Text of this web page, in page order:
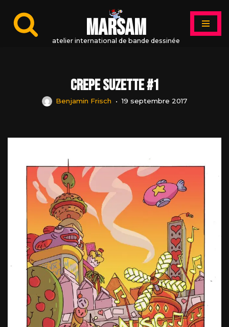
Aller
MARSAM
atelier international de bande dessinée
Crepe Suzette #1
Benjamin Frisch 19 septembre 2017